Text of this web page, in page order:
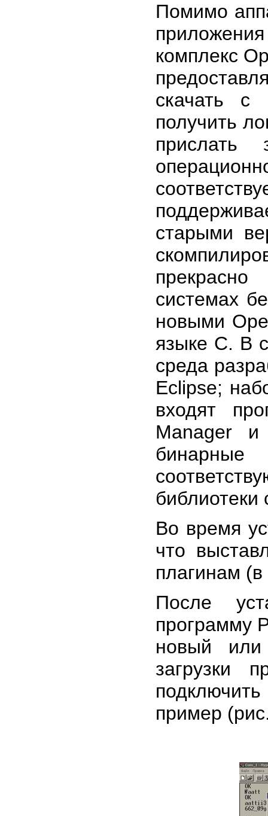
Помимо
комплекс
скачать с
получить
прислать
старыми
системах
новыми
языке С. В
среда
Eclipse;
входят
Manager и
библиотеки
Во время
что
плагинам
После
программу
новый
загрузки
пример